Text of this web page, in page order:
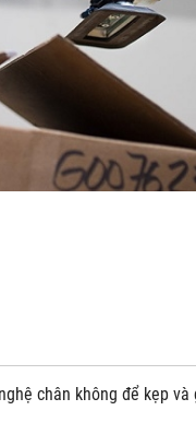
chân không để kẹp